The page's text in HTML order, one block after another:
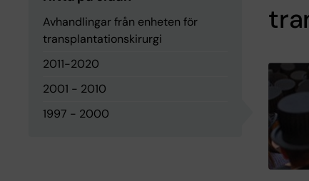
Avhandlingar från enheten för
transplantationskirurgi
2011-2020
2001 - 2010
1997 - 2000